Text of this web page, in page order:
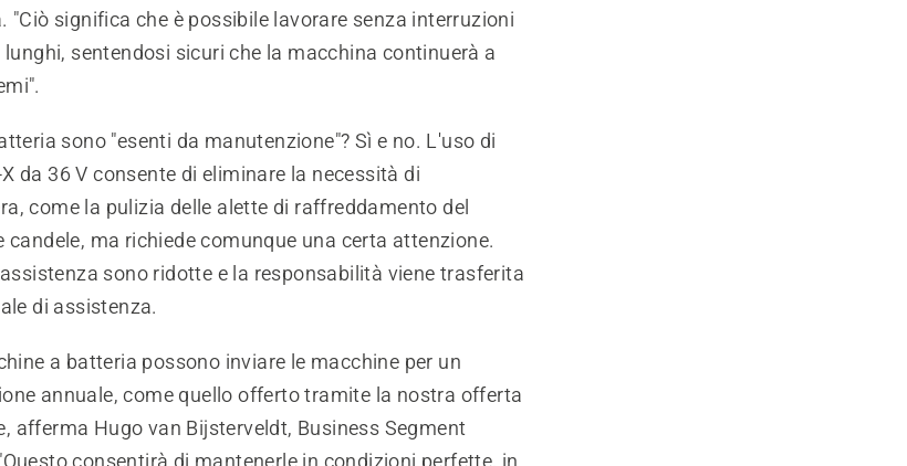
"Ciò significa che è possibile lavorare senza interruzioni
sentendosi sicuri che la macchina continuerà a
sono "esenti da manutenzione"? Sì e no. L'uso di
da 36 V consente di eliminare la necessità di
come la pulizia delle alette di raffreddamento del
candele, ma richiede comunque una certa attenzione.
sono ridotte e la responsabilità viene trasferita
di assistenza.
a batteria possono inviare le macchine per un
annuale, come quello offerto tramite la nostra offerta
afferma Hugo van Bijsterveldt, Business Segment
consentirà di mantenerle in condizioni perfette, in